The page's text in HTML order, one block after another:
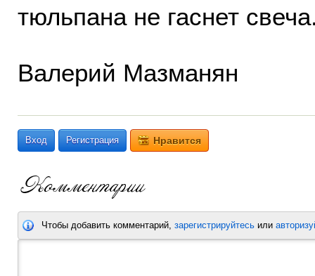
тюльпана не гаснет
Валерий Мазманян
Вход Регистрация Нравится
Чтобы добавить комментарий, зарегистрируйтесь или